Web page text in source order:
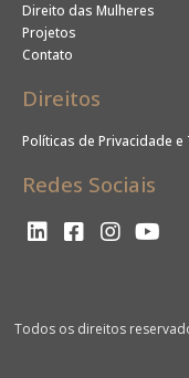
Direito das Mulheres
Projetos
Contato
Direitos
Políticas de Privacidade
Redes Sociais
Todos os direitos